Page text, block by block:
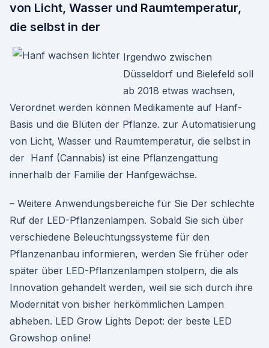
von Licht, Wasser und Raumtemperatur,
die selbst in der
Irgendwo zwischen
Düsseldorf und Bielefeld soll
ab 2018 etwas wachsen,
Verordnet werden können Medikamente auf Hanf-
Basis und die Blüten der Pflanze. zur Automatisierung
von Licht, Wasser und Raumtemperatur, die selbst in
der Hanf (Cannabis) ist eine Pflanzengattung
innerhalb der Familie der Hanfgewächse.
– Weitere Anwendungsbereiche für Sie Der schlechte
Ruf der LED-Pflanzenlampen. Sobald Sie sich über
verschiedene Beleuchtungssysteme für den
Pflanzenanbau informieren, werden Sie früher oder
später über LED-Pflanzenlampen stolpern, die als
Innovation gehandelt werden, weil sie sich durch ihre
Modernität von bisher herkömmlichen Lampen
abheben. LED Grow Lights Depot: der beste LED
Growshop online!